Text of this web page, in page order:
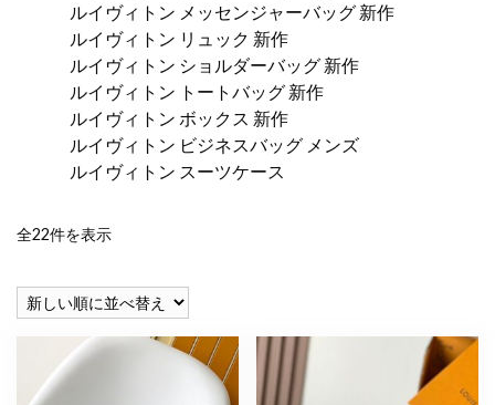
ルイヴィトン メッセンジャーバッグ 新作
ルイヴィトン リュック 新作
ルイヴィトン ショルダーバッグ 新作
ルイヴィトン トートバッグ 新作
ルイヴィトン ボックス 新作
ルイヴィトン ビジネスバッグ メンズ
ルイヴィトン スーツケース
全22件を表示新
い
順